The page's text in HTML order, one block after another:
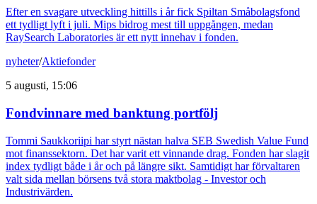
Efter en svagare utveckling hittills i år fick Spiltan Småbolagsfond
ett tydligt lyft i juli. Mips bidrog mest till uppgången, medan
RaySearch Laboratories är ett nytt innehav i fonden.
nyheter/Aktiefonder
5 augusti, 15:06
Fondvinnare med banktung portfölj
Tommi Saukkoriipi har styrt nästan halva SEB Swedish Value Fund
mot finanssektorn. Det har varit ett vinnande drag. Fonden har slagit
index tydligt både i år och på längre sikt. Samtidigt har förvaltaren
valt sida mellan börsens två stora maktbolag - Investor och
Industrivärden.